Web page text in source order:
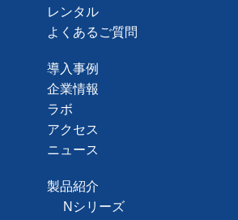
レンタル
よくあるご質問
導入事例
企業情報
ラボ
アクセス
ニュース
製品紹介
Nシリーズ